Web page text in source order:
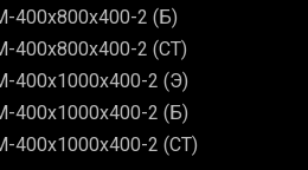
400х800х400-2 (Б)
400х800х400-2 (СТ)
400х1000х400-2 (Э)
400х1000х400-2 (Б)
400х1000х400-2 (СТ)